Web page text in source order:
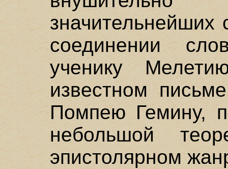
соединении
ученику
известном
Помпею Гемину,
небольшой
эпистолярном